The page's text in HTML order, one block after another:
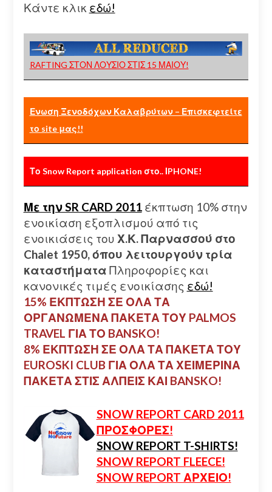
Κάντε κλικ εδώ!
RAFTING ΣΤΟΝ ΛΟΥΣΙΟ ΣΤΙΣ 15 ΜΑΙΟΥ!
Ενωση Ξενοδόχων Καλαβρύτων – Επισκεφτείτε
το site μας!!
Το Snow Report application στο.. ΙPHONE!
Με την SR CARD 2011έκπτωση 10% στην
ενοικίαση εξοπλισμού από τις
ενοικιάσεις του Χ.Κ. Παρνασσού στο
Chalet 1950, όπου λειτουργούν τρία
καταστήματα Πληροφορίες και
κανονικές τιμές ενοικίασης εδώ!
15% ΕΚΠΤΩΣΗ ΣΕ ΟΛΑ ΤΑ
ΟΡΓΑΝΩΜΕΝΑ ΠΑΚΕΤΑ ΤΟΥ PALMOS
TRAVEL ΓΙΑ ΤΟ BANSKO!
8% ΕΚΠΤΩΣΗ ΣΕ ΟΛΑ ΤΑ ΠΑΚΕΤΑ ΤΟΥ
EUROSKI CLUB ΓΙΑ ΟΛΑ ΤΑ ΧΕΙΜΕΡΙΝΑ
ΠΑΚΕΤΑ ΣΤΙΣ ΑΛΠΕΙΣ ΚΑΙ BANSKO!
SNOW REPORT CARD 2011
ΠΡΟΣΦΟΡΕΣ!
SNOW REPORT T-SHIRTS!
SNOW REPORT FLEECE!
SNOW REPORT ΑΡΧΕΙΟ!